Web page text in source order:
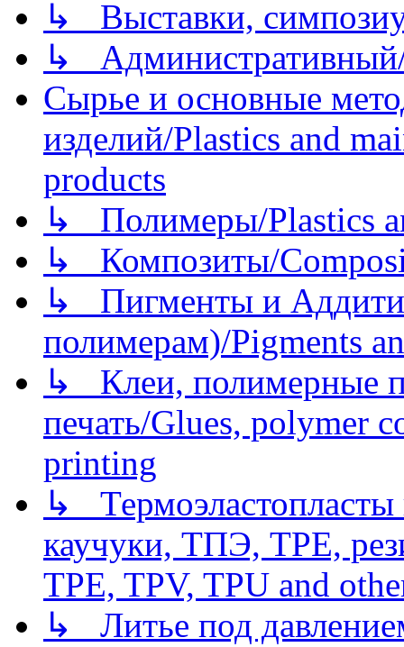
↳ Выставки,
↳
Сырье и основные
изделий/Plastics and
products
↳ Полимеры/Plastics
↳ Композиты/
↳ Пигменты и
полимерам)/Pigments
↳ Клеи, полимерные
печать/Glues, polymer
printing
↳
каучуки, ТПЭ, TPE,
TPE, TPV, TPU and
↳ Литье под